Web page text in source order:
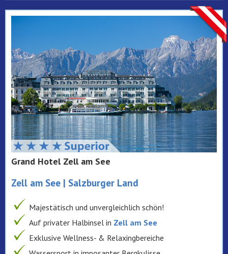
Grand Hotel Zell am See
Zell am See | Salzburger Land
Majestätisch und unvergleichlich schön!
Auf privater Halbinsel in Zell am See
Exklusive Wellness- & Relaxingbereiche